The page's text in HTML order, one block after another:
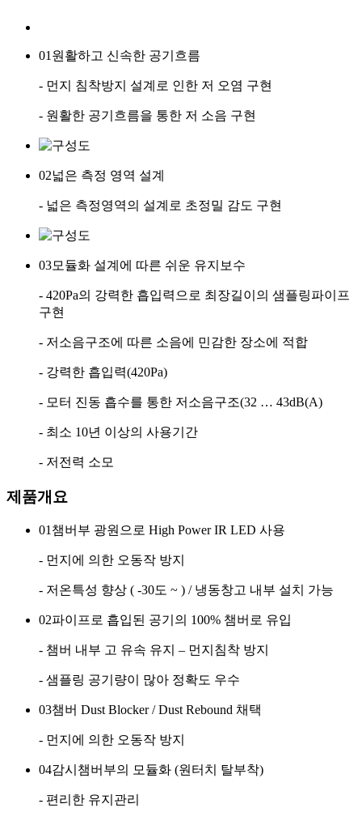
01 원활하고 신속한 공기흐름
- 먼지 침착방지 설계로 인한 저 오염 구현
- 원활한 공기흐름을 통한 저 소음 구현
02넓은 측정 영역 설계
- 넓은 측정영역의 설계로 초정밀 감도 구현
03모듈화 설계에 따른 쉬운 유지보수
- 420Pa의 강력한 흡입력으로 최장길이의 샘플링파이프
구현
- 저소음구조에 따른 소음에 민감한 장소에 적합
- 강력한 흡입력(420Pa)
- 모터 진동 흡수를 통한 저소음구조(32 … 43dB(A)
- 최소 10년 이상의 사용기간
- 저전력 소모
제품개요
01 챔버부 광원으로 High Power IR LED 사용
- 먼지에 의한 오동작 방지
- 저온특성 향상 ( -30도 ~ ) / 냉동창고 내부 설치 가능
02파이프로 흡입된 공기의 100% 챔버로 유입
- 챔버 내부 고 유속 유지 – 먼지침착 방지
- 샘플링 공기량이 많아 정확도 우수
03챔버 Dust Blocker / Dust Rebound 채택
- 먼지에 의한 오동작 방지
04감시챔버부의 모듈화 (원터치 탈부착)
- 편리한 유지관리